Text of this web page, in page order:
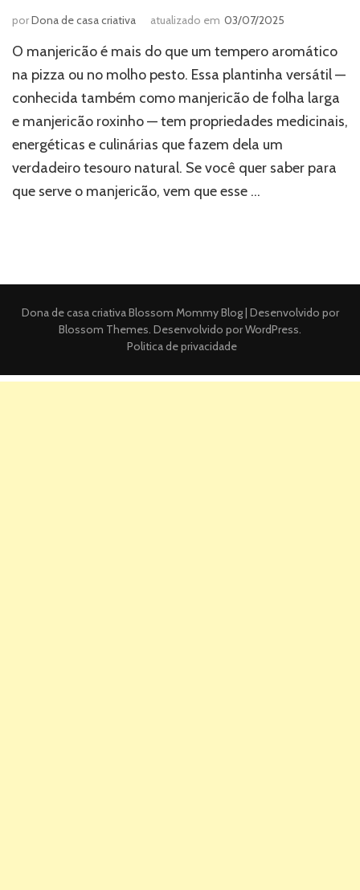
porDona de casa criativa atualizado em 03/07/2025
O manjericão é mais do que um tempero aromático
na pizza ou no molho pesto. Essa plantinha versátil —
conhecida também como manjericão de folha larga
e manjericão roxinho — tem propriedades medicinais,
energéticas e culinárias que fazem dela um
verdadeiro tesouro natural. Se você quer saber para
que serve o manjericão, vem que esse …
Dona de casa criativaBlossom Mommy Blog | Desenvolvido por
Blossom Themes. Desenvolvido porWordPress.
Politica de privacidade